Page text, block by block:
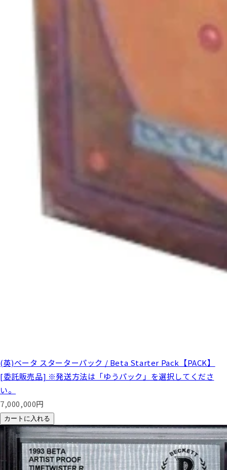
(英)ベータ スターターパック / Beta Starter Pack【PACK】
[委託販売品] ※発送方法は「ゆうパック」を選択してくださ
い。
7,000,000円
カートに入れる